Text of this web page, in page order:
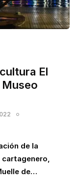
El
de la
de…